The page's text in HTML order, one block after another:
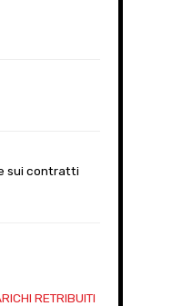
sui contratti
RETRIBUITI